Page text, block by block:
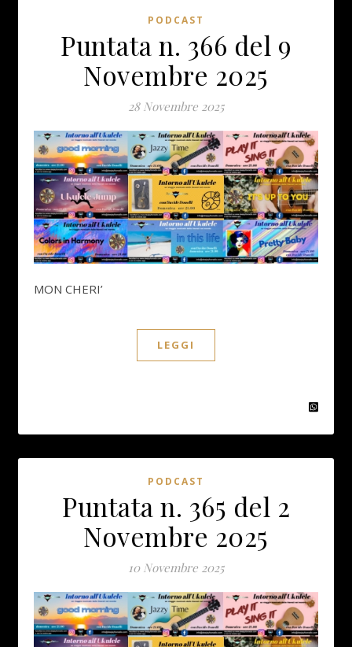
PODCAST
Puntata n. 366 del 9
Novembre 2025
28 Novembre 2025
MON CHERI’
LEGGI
PODCAST
Puntata n. 365 del 2
Novembre 2025
10 Novembre 2025